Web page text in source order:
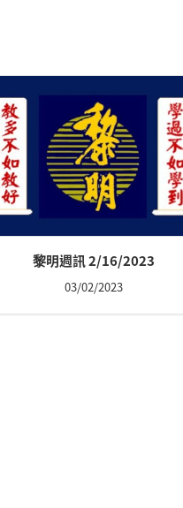
黎明週訊 2/16/2023
03/02/2023